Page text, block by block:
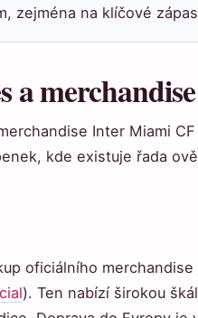
zejména na klíčové
a
Inter Miami
kde existuje řada
oficiálního
). Ten nabízí širokou